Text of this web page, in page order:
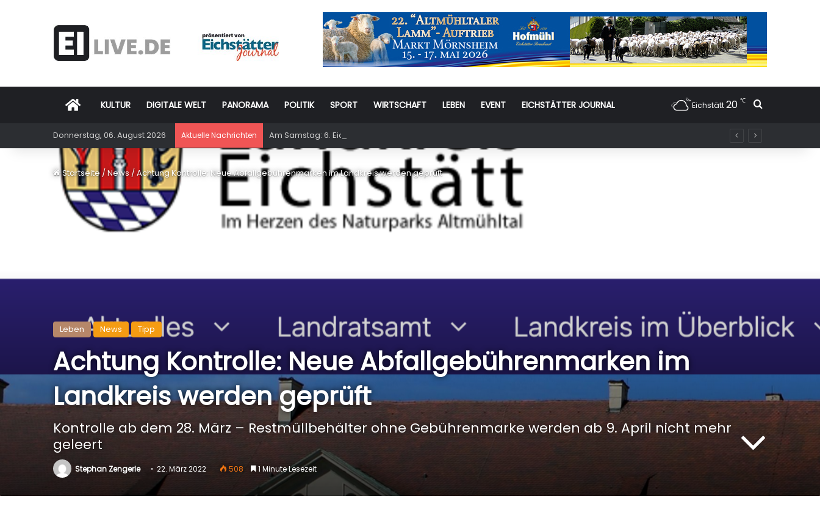
Startseite
KULTUR DIGITALE WELT PANORAMA POLITIK SPORT WIRTSCHAFT LEBEN EVENT EICHSTÄTTER JOURNAL Eichstätt20 ℃ Suchen
Donnerstag, 06. August 2026 Aktuelle Nachrichten Am Samstag: 6. Eichstätter Kinder- und Jugendtag – für ganze Familie
Startseite /News /Achtung Kontrolle: Neue Abfallgebührenmarken im Landkreis werden geprüft
Leben News Tipp
Achtung Kontrolle: Neue Abfallgebührenmarken im
Landkreis werden geprüft
Kontrolle ab dem 28. März – Restmüllbehälter ohne Gebührenmarke werden ab 9. April nicht mehr
geleert
Stephan Zengerle 22. März 2022 508 1 Minute Lesezeit